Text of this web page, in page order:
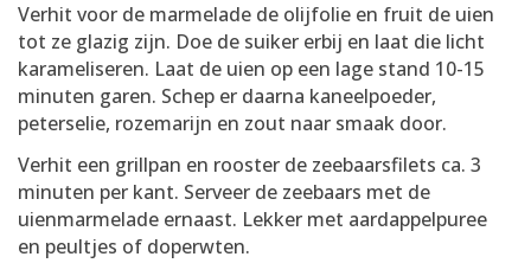
Verhit voor de marmelade de olijfolie en fruit de uien
tot ze glazig zijn. Doe de suiker erbij en laat die licht
karameliseren. Laat de uien op een lage stand 10-15
minuten garen. Schep er daarna kaneelpoeder,
peterselie, rozemarijn en zout naar smaak door.
Verhit een grillpan en rooster de zeebaarsfilets ca. 3
minuten per kant. Serveer de zeebaars met de
uienmarmelade ernaast. Lekker met aardappelpuree
en peultjes of doperwten.